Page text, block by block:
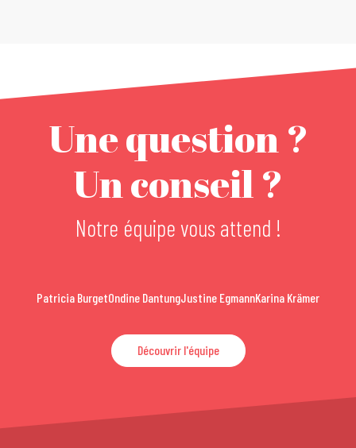
Une question ?
Un conseil ?
Notre équipe vous attend !
Patricia BurgetOndine DantungJustine EgmannKarina Krämer
Découvrir l'équipe